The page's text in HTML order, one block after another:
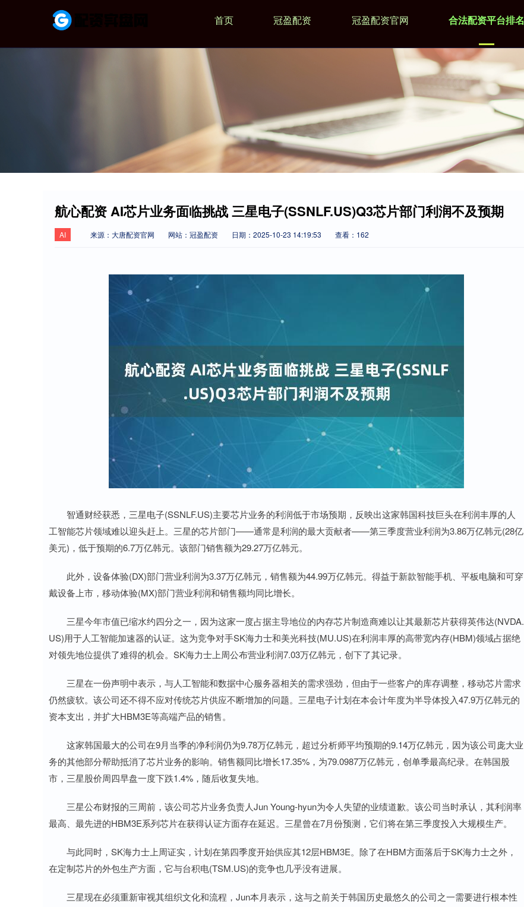
首页 冠盈配资 冠盈配资官网 合法配资平台排名
航心配资 AI芯片业务面临挑战 三星电子(SSNLF.US)Q3芯片部门利润不及预期
AI 来源：大唐配资官网 网站：冠盈配资 日期：2025-10-23 14:19:53 查看：162
智通财经获悉，三星电子(SSNLF.US)主要芯片业务的利润低于市场预期，反映出这家韩国科技巨头在利润丰厚的人
工智能芯片领域难以迎头赶上。三星的芯片部门——通常是利润的最大贡献者——第三季度营业利润为3.86万亿韩元(28亿
美元)，低于预期的6.7万亿韩元。该部门销售额为29.27万亿韩元。
此外，设备体验(DX)部门营业利润为3.37万亿韩元，销售额为44.99万亿韩元。得益于新款智能手机、平板电脑和可穿
戴设备上市，移动体验(MX)部门营业利润和销售额均同比增长。
三星今年市值已缩水约四分之一，因为这家一度占据主导地位的内存芯片制造商难以让其最新芯片获得英伟达(NVDA.
US)用于人工智能加速器的认证。这为竞争对手SK海力士和美光科技(MU.US)在利润丰厚的高带宽内存(HBM)领域占据绝
对领先地位提供了难得的机会。SK海力士上周公布营业利润7.03万亿韩元，创下了其记录。
三星在一份声明中表示，与人工智能和数据中心服务器相关的需求强劲，但由于一些客户的库存调整，移动芯片需求
仍然疲软。该公司还不得不应对传统芯片供应不断增加的问题。三星电子计划在本会计年度为半导体投入47.9万亿韩元的
资本支出，并扩大HBM3E等高端产品的销售。
这家韩国最大的公司在9月当季的净利润仍为9.78万亿韩元，超过分析师平均预期的9.14万亿韩元，因为该公司庞大业
务的其他部分帮助抵消了芯片业务的影响。销售额同比增长17.35%，为79.0987万亿韩元，创单季最高纪录。在韩国股
市，三星股价周四早盘一度下跌1.4%，随后收复失地。
三星公布财报的三周前，该公司芯片业务负责人Jun Young-hyun为令人失望的业绩道歉。该公司当时承认，其利润率
最高、最先进的HBM3E系列芯片在获得认证方面存在延迟。三星曾在7月份预测，它们将在第三季度投入大规模生产。
与此同时，SK海力士上周证实，计划在第四季度开始供应其12层HBM3E。除了在HBM方面落后于SK海力士之外，
在定制芯片的外包生产方面，它与台积电(TSM.US)的竞争也几乎没有进展。
三星现在必须重新审视其组织文化和流程，Jun本月表示，这与之前关于韩国历史最悠久的公司之一需要进行根本性